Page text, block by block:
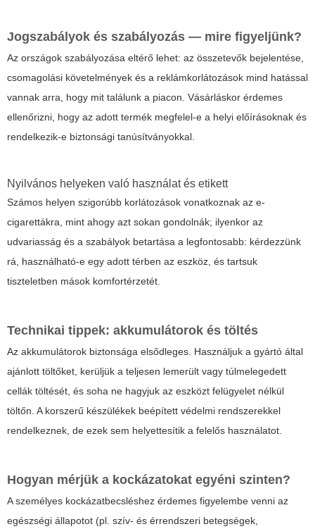
Jogszabályok és szabályozás — mire figyeljünk?
Az országok szabályozása eltérő lehet: az összetevők bejelentése,
csomagolási követelmények és a reklámkorlátozások mind hatással
vannak arra, hogy mit találunk a piacon. Vásárláskor érdemes
ellenőrizni, hogy az adott termék megfelel-e a helyi előírásoknak és
rendelkezik-e biztonsági tanúsítványokkal.
Nyilvános helyeken való használat és etikett
Számos helyen szigorúbb korlátozások vonatkoznak az e-
cigarettákra, mint ahogy azt sokan gondolnák; ilyenkor az
udvariasság és a szabályok betartása a legfontosabb: kérdezzünk
rá, használható-e egy adott térben az eszköz, és tartsuk
tiszteletben mások komfortérzetét.
Technikai tippek: akkumulátorok és töltés
Az akkumulátorok biztonsága elsődleges. Használjuk a gyártó által
ajánlott töltőket, kerüljük a teljesen lemerült vagy túlmelegedett
cellák töltését, és soha ne hagyjuk az eszközt felügyelet nélkül
töltőn. A korszerű készülékek beépített védelmi rendszerekkel
rendelkeznek, de ezek sem helyettesítik a felelős használatot.
Hogyan mérjük a kockázatokat egyéni szinten?
A személyes kockázatbecsléshez érdemes figyelembe venni az
egészségi állapotot (pl. szív- és érrendszeri betegségek,